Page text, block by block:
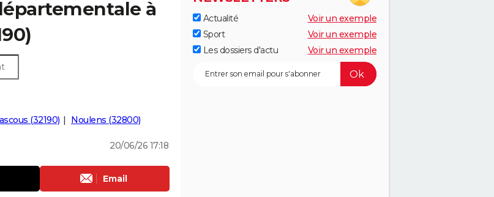
à
(32190) Noulens (32800)
20/06/26 17:18
Email
Actualité
Voir un exemple
Sport
Voir un exemple
Les dossiers d'actu
Voir un exemple